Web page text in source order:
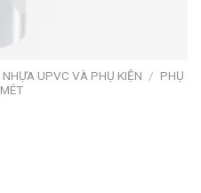
NHỰA UPVC VÀ PHỤ KIỆN / PHỤ